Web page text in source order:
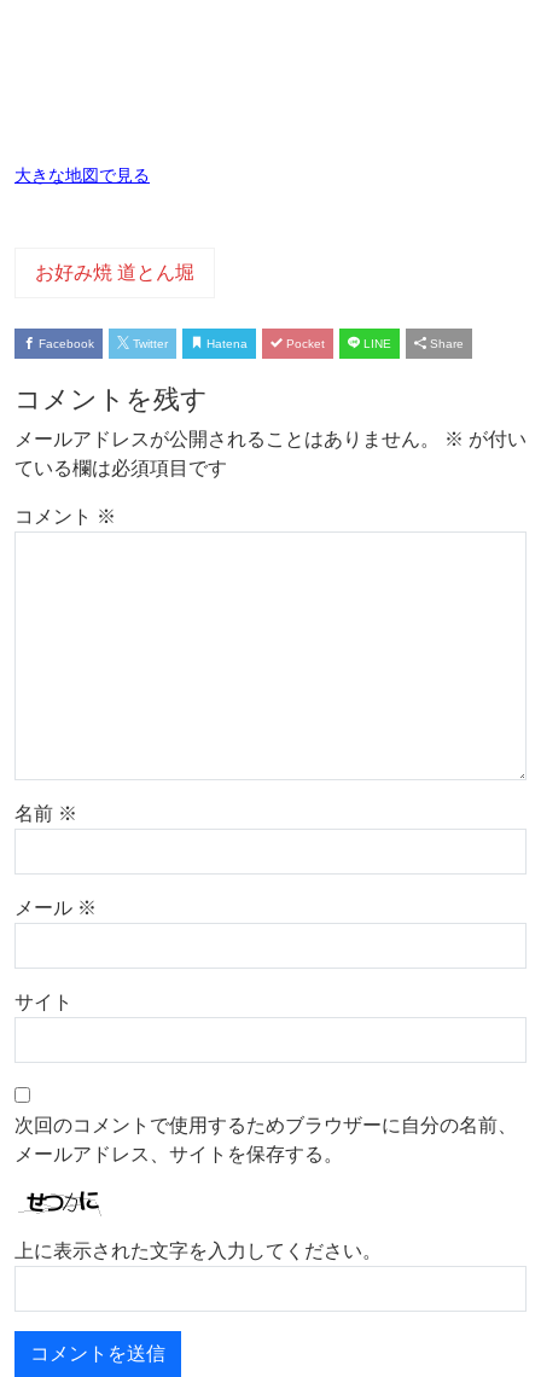
大きな地図で見る
お好み焼 道とん堀
Facebook Twitter Hatena Pocket LINE Share
コメントを残す
メールアドレスが公開されることはありません。 ※ が付い
ている欄は必須項目です
コメント ※
名前 ※
メール ※
サイト
次回のコメントで使用するためブラウザーに自分の名前、
メールアドレス、サイトを保存する。
上に表示された文字を入力してください。